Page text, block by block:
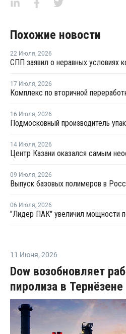
Похожие новости
22 Июля, 2026
17 Июля, 2026
16 Июля, 2026
14 Июля, 2026
09 Июля, 2026
06 Июля, 2026
11 Июня, 2026
Dow возобновляет
пиролиза в Тернёзене